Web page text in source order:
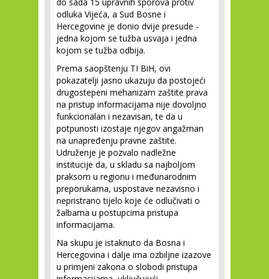
odluka Vijeća, a Sud Bosne i
Hercegovine je donio dvije presude -
jedna kojom se tužba usvaja i jedna
kojom se tužba odbija.
Prema saopštenju TI BiH, ovi
pokazatelji jasno ukazuju da postojeći
drugostepeni mehanizam zaštite prava
na pristup informacijama nije dovoljno
funkcionalan i nezavisan, te da u
potpunosti izostaje njegov angažman
na unapređenju pravne zaštite.
Udruženje je pozvalo nadležne
institucije da, u skladu sa najboljom
praksom u regionu i međunarodnim
preporukama, uspostave nezavisno i
nepristrano tijelo koje će odlučivati o
žalbama u postupcima pristupa
informacijama.
Na skupu je istaknuto da Bosna i
Hercegovina i dalje ima ozbiljne izazove
u primjeni zakona o slobodi pristupa